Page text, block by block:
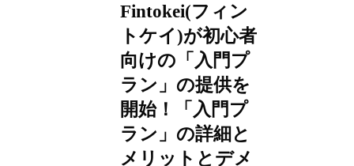
Fintokei(フィン
トケイ)が初心者
向けの「入門プ
ラン」の提供を
開始！「入門プ
ラン」の詳細と
メリットとデメ